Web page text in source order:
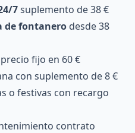
7suplemento de 38 €
de fontanero desde 38
fijo en 60 €
con suplemento de 8 €
o festivas con recargo
contrato